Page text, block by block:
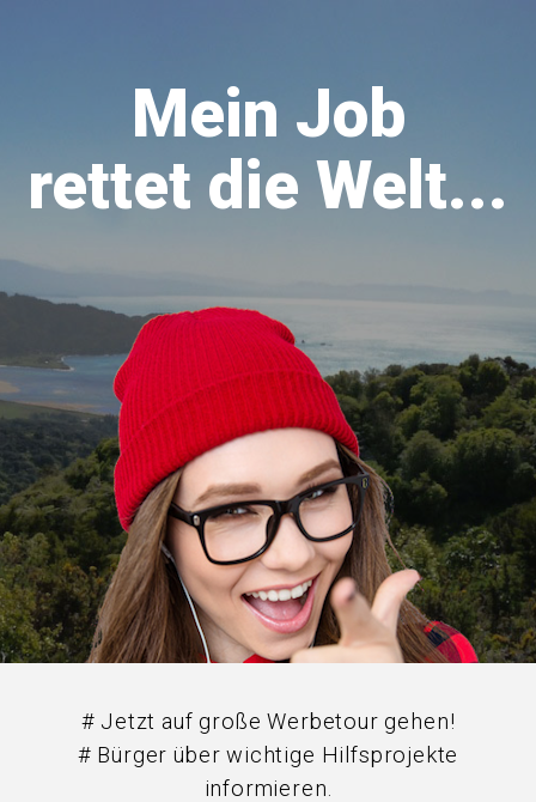
Mein Job
rettet die Welt...
# Jetzt auf große Werbetour gehen!
# Bürger über wichtige Hilfsprojekte
informieren.